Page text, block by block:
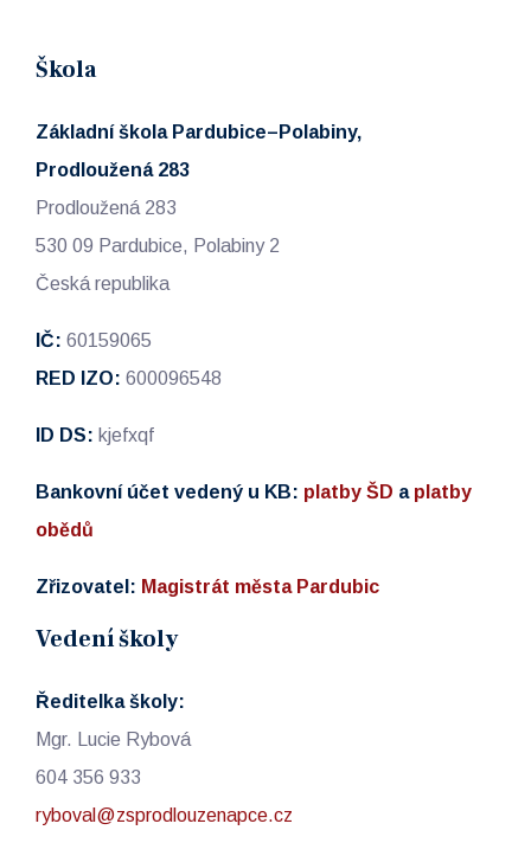
Škola
Základní škola Pardubice–Polabiny,
Prodloužená 283
Prodloužená 283
530 09 Pardubice, Polabiny 2
Česká republika
IČ: 60159065
RED IZO: 600096548
ID DS: kjefxqf
Bankovní účet vedený u KB: platby ŠD a platby
obědů
Zřizovatel: Magistrát města Pardubic
Vedení školy
Ředitelka školy:
Mgr. Lucie Rybová
604 356 933
ryboval@zsprodlouzenapce.cz